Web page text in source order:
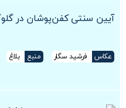
آیین سنتی کفن‌پوشان در
عکاس فرشید سگار منبع
بلاغ